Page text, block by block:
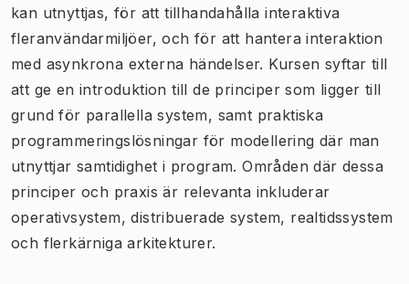
kan utnyttjas, för att tillhandahålla interaktiva
fleranvändarmiljöer, och för att hantera interaktion
med asynkrona externa händelser. Kursen syftar till
att ge en introduktion till de principer som ligger till
grund för parallella system, samt praktiska
programmeringslösningar för modellering där man
utnyttjar samtidighet i program. Områden där dessa
principer och praxis är relevanta inkluderar
operativsystem, distribuerade system, realtidssystem
och flerkärniga arkitekturer.